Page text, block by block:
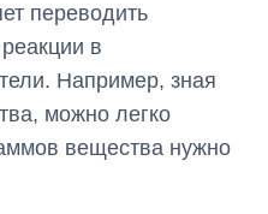
переводить
в
Например, зная
можно легко
вещества нужно